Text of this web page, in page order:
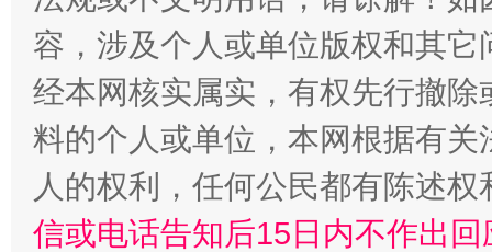
“蜀中异人”王建安的艺术幻境
容，涉及个人或单位版权和其它
经本网核实属实，有权先行撤
料的个人或单位，本网根据有
人的权利，任何公民都有陈述
信或电话告知后15日内不作出